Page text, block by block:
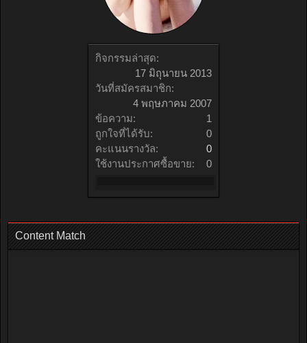
กิจกรรมล่าสุด:
17 มิถุนายน 2013
วันที่สมัครสมาชิก:
4 พฤษภาคม 2007
ข้อความ:
1
ถูกใจที่ได้รับ:
0
คะแนนรางวัล:
0
ใช้งานประกาศซื้อขาย:
0
Content Match